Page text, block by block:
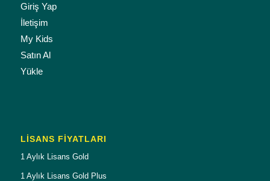
Giriş Yap
İletişim
My Kids
Satın Al
Yükle
LISANS FIYATLARI
1 Aylık Lisans Gold
1 Aylık Lisans Gold Plus